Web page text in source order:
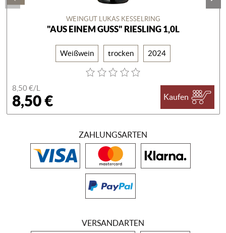
WEINGUT LUKAS KESSELRING
"AUS EINEM GUSS" RIESLING 1,0L
Weißwein trocken 2024
8,50 €/L
8,50 € Kaufen
ZAHLUNGSARTEN
VERSANDARTEN